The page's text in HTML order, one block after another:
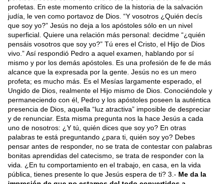
profetas. En este momento crítico de la historia de la salvación
judía, le ven como portavoz de Dios. “Y vosotros ¿Quién decís
que soy yo?” Jesús no deja a los apóstoles sólo en un nivel
superficial. Quiere una relación más personal: decidme “¿quién
pensáis vosotros que soy yo?” Tú eres el Cristo, el Hijo de Dios
vivo.” Así respondió Pedro a aquel examen, hablando por sí
mismo y por los demás apóstoles. Es una profesión de fe de más
alcance que la expresada por la gente. Jesús no es un mero
profeta; es mucho más. Es el Mesías largamente esperado, el
Ungido de Dios, realmente el Hijo mismo de Dios. Conociéndole y
permaneciendo con él, Pedro y los apóstoles poseen la auténtica
presencia de Dios, aquella “luz atractiva” imposible de despreciar
y de renunciar. Esta misma pregunta nos la hace Jesús a cada
uno de nosotros: ¿Y tú, quién dices que soy yo? En otras
palabras te está preguntando ¿para ti, quién soy yo? Debes
pensar antes de responder, no se trata de contestar con palabras
bonitas aprendidas del catecismo, se trata de responder con la
vida. ¿En tu comportamiento en el trabajo, en casa, en la vida
pública, tienes presente lo que Jesús espera de ti? 3.- Me da la